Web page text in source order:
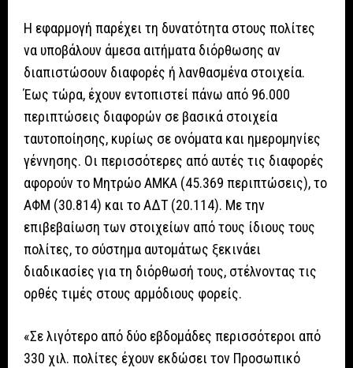
Η εφαρμογή παρέχει τη δυνατότητα στους πολίτες
να υποβάλουν άμεσα αιτήματα διόρθωσης αν
διαπιστώσουν διαφορές ή λανθασμένα στοιχεία.
Έως τώρα, έχουν εντοπιστεί πάνω από 96.000
περιπτώσεις διαφορών σε βασικά στοιχεία
ταυτοποίησης, κυρίως σε ονόματα και ημερομηνίες
γέννησης. Οι περισσότερες από αυτές τις διαφορές
αφορούν το Μητρώο ΑΜΚΑ (45.369 περιπτώσεις), το
ΑΦΜ (30.814) και το ΑΔΤ (20.114). Με την
επιβεβαίωση των στοιχείων από τους ίδιους τους
πολίτες, το σύστημα αυτομάτως ξεκινάει
διαδικασίες για τη διόρθωσή τους, στέλνοντας τις
ορθές τιμές στους αρμόδιους φορείς.
«Σε λιγότερο από δύο εβδομάδες περισσότεροι από
330 χιλ. πολίτες έχουν εκδώσει τον Προσωπικό